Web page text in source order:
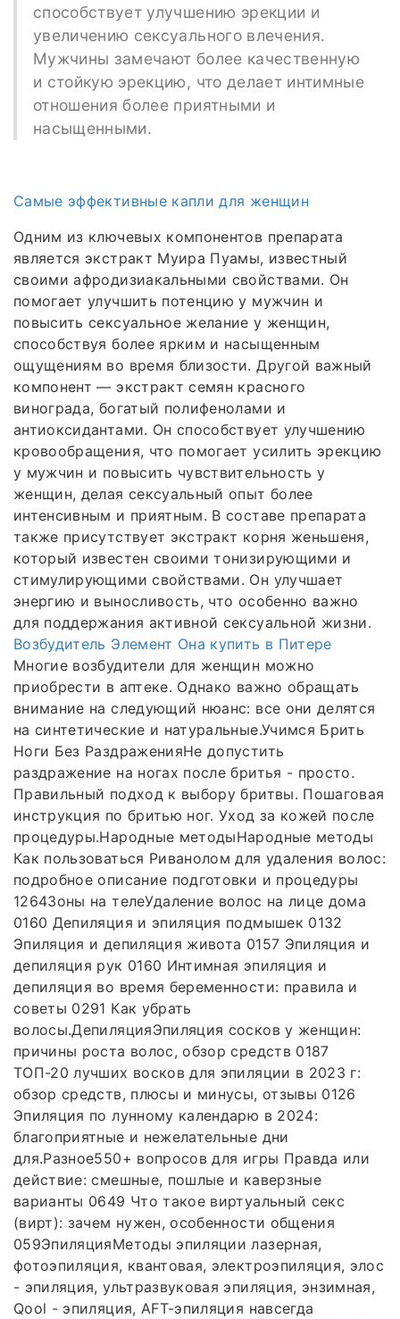
способствует улучшению эрекции и
увеличению сексуального влечения.
Мужчины замечают более качественную
и стойкую эрекцию, что делает интимные
отношения более приятными и
насыщенными.
Самые эффективные капли для женщин
Одним из ключевых компонентов препарата
является экстракт Муира Пуамы, известный
своими афродизиакальными свойствами. Он
помогает улучшить потенцию у мужчин и
повысить сексуальное желание у женщин,
способствуя более ярким и насыщенным
ощущениям во время близости. Другой важный
компонент — экстракт семян красного
винограда, богатый полифенолами и
антиоксидантами. Он способствует улучшению
кровообращения, что помогает усилить эрекцию
у мужчин и повысить чувствительность у
женщин, делая сексуальный опыт более
интенсивным и приятным. В составе препарата
также присутствует экстракт корня женьшеня,
который известен своими тонизирующими и
стимулирующими свойствами. Он улучшает
энергию и выносливость, что особенно важно
для поддержания активной сексуальной жизни.
Возбудитель Элемент Она купить в Питере
Многие возбудители для женщин можно
приобрести в аптеке. Однако важно обращать
внимание на следующий нюанс: все они делятся
на синтетические и натуральные.Учимся Брить
Ноги Без РаздраженияНе допустить
раздражение на ногах после бритья - просто.
Правильный подход к выбору бритвы. Пошаговая
инструкция по бритью ног. Уход за кожей после
процедуры.Народные методыНародные методы
Как пользоваться Риванолом для удаления волос:
подробное описание подготовки и процедуры
1264Зоны на телеУдаление волос на лице дома
0160 Депиляция и эпиляция подмышек 0132
Эпиляция и депиляция живота 0157 Эпиляция и
депиляция рук 0160 Интимная эпиляция и
депиляция во время беременности: правила и
советы 0291 Как убрать
волосы.ДепиляцияЭпиляция сосков у женщин:
причины роста волос, обзор средств 0187
ТОП-20 лучших восков для эпиляции в 2023 г:
обзор средств, плюсы и минусы, отзывы 0126
Эпиляция по лунному календарю в 2024:
благоприятные и нежелательные дни
для.Разное550+ вопросов для игры Правда или
действие: смешные, пошлые и каверзные
варианты 0649 Что такое виртуальный секс
(вирт): зачем нужен, особенности общения
059ЭпиляцияМетоды эпиляции лазерная,
фотоэпиляция, квантовая, электроэпиляция, элос
- эпиляция, ультразвуковая эпиляция, энзимная,
Qool - эпиляция, AFT-эпиляция навсегда